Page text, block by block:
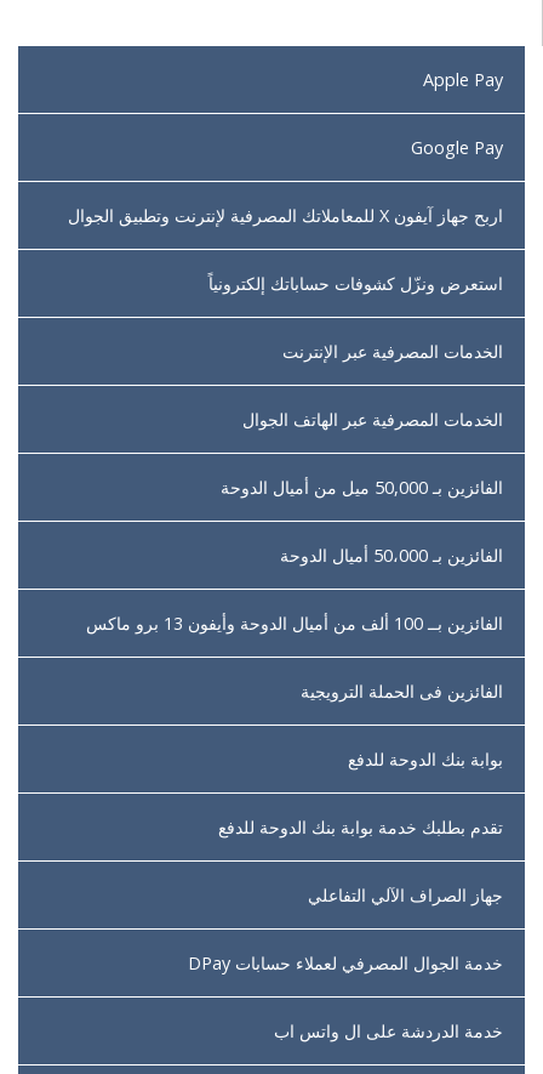
Apple Pay
Google Pay
اربح جهاز آيفون X للمعاملاتك المصرفية لإنترنت وتطبيق الجوال
استعرض ونزّل كشوفات حساباتك إلكترونياً
الخدمات المصرفية عبر الإنترنت
الخدمات المصرفية عبر الهاتف الجوال
الفائزين بـ 50,000 ميل من أميال الدوحة
الفائزين بـ 50،000 أميال الدوحة
الفائزين بــ 100 ألف من أميال الدوحة وأيفون 13 برو ماكس
الفائزين فى الحملة الترويجية
بوابة بنك الدوحة للدفع
تقدم بطلبك خدمة بوابة بنك الدوحة للدفع
جهاز الصراف الآلي التفاعلي
خدمة الجوال المصرفي لعملاء حسابات DPay
خدمة الدردشة على ال واتس اب